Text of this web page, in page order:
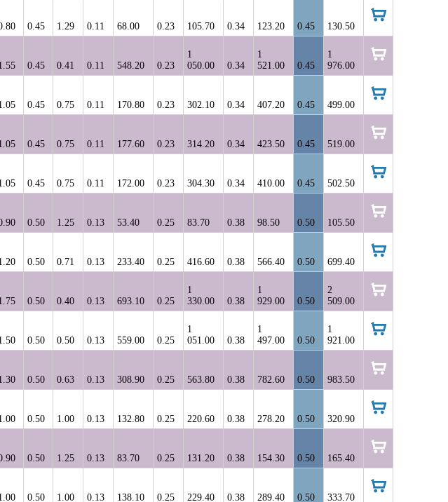
0.45 1.29 0.11 68.00 0.23 105.70 0.34 123.20 0.45 130.50
0.45 0.41 0.11 548.20 0.23
1
050.00
0.34
1
521.00
0.45
1
976.00
0.45 0.75 0.11 170.80 0.23 302.10 0.34 407.20 0.45 499.00
0.45 0.75 0.11 177.60 0.23 314.20 0.34 423.50 0.45 519.00
0.45 0.75 0.11 172.00 0.23 304.30 0.34 410.00 0.45 502.50
0.50 1.25 0.13 53.40 0.25 83.70 0.38 98.50 0.50 105.50
0.50 0.71 0.13 233.40 0.25 416.60 0.38 566.40 0.50 699.40
0.50 0.40 0.13 693.10 0.25
1
330.00
0.38
1
929.00
0.50
2
509.00
0.50 0.50 0.13 559.00 0.25
1
051.00
0.38
1
497.00
0.50
1
921.00
0.50 0.63 0.13 308.90 0.25 563.80 0.38 782.60 0.50 983.50
0.50 1.00 0.13 132.80 0.25 220.60 0.38 278.20 0.50 320.90
0.50 1.25 0.13 83.70 0.25 131.20 0.38 154.30 0.50 165.40
0.50 1.00 0.13 138.10 0.25 229.40 0.38 289.40 0.50 333.70